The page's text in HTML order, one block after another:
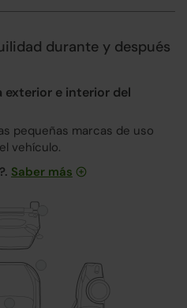
durante y después
exterior e interior del
pequeñas marcas de uso
vehículo.
Saber más